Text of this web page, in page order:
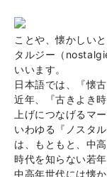
ことや、懐かしい
タルジー（
いいます。
日本語では、『懐
近年、『古きよき
上げにつなげるマ
いわゆる『ノスタ
は、もともと、中
時代を知らない若
中高年世代には懐